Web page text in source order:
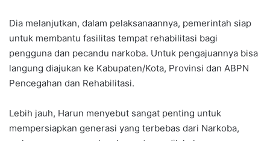
Dia melanjutkan, dalam pelaksanaannya, pemerintah siap
untuk membantu fasilitas tempat rehabilitasi bagi
pengguna dan pecandu narkoba. Untuk pengajuannya bisa
langung diajukan ke Kabupaten/Kota, Provinsi dan ABPN
Pencegahan dan Rehabilitasi.
Lebih jauh, Harun menyebut sangat penting untuk
mempersiapkan generasi yang terbebas dari Narkoba,